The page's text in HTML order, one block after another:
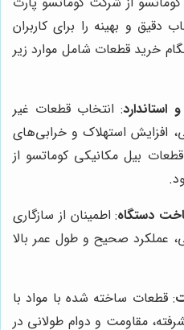
دقیق و بهینه را برای کاربران
خرید قطعات شامل موارد زیر
: انتخاب قطعات غیر
افزایش استهلاک و خرابی‌های
بیل مکانیکی کوماتسو از
دستگاه: اطمینان از سازگاری
عملکرد صحیح و طول عمر بالا
: قطعات ساخته شده با مواد با
مقاومت و دوام طولانی در